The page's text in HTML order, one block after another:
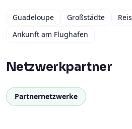
Guadeloupe Großstädte
Ankunft am Flughafen
Netzwerkpartner
Partnernetzwerke